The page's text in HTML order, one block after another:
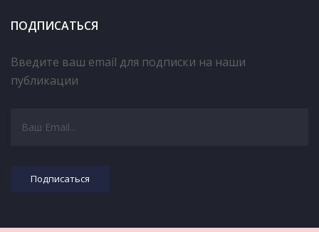
ПОДПИСАТЬСЯ
Введите ваш email для подписки на наши
публикации